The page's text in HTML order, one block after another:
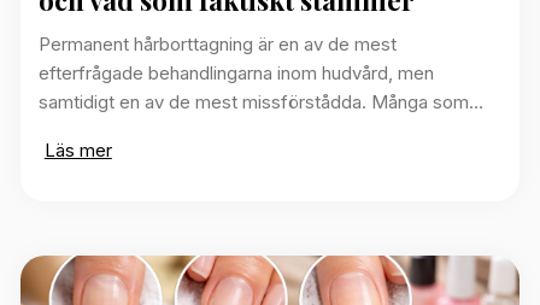
Permanent hårborttagning är en av de mest
efterfrågade behandlingarna inom hudvård, men
samtidigt en av de mest missförstådda. Många som…
Läs mer